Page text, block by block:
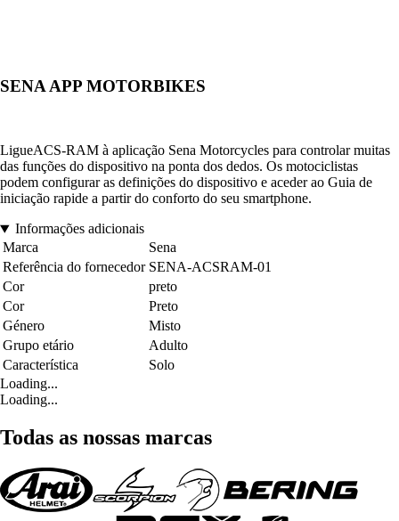
SENA APP MOTORBIKES
LigueACS-RAM à aplicação Sena Motorcycles para controlar muitas
das funções do dispositivo na ponta dos dedos. Os motociclistas
podem configurar as definições do dispositivo e aceder ao Guia de
iniciação rapide a partir do conforto do seu smartphone.
Informações adicionais
Marca
Sena
Referência do fornecedor SENA-ACSRAM-01
Cor
preto
Cor
Preto
Género
Misto
Grupo etário
Adulto
Característica
Solo
Loading...
Loading...
Todas as nossas marcas